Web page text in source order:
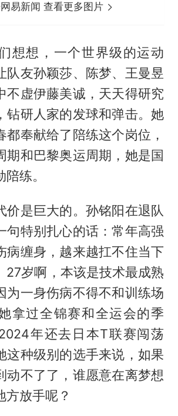
易新闻 查看更多图片
想想，一个世界级的运动
队友孙颖莎、陈梦、王曼昱
不虚伊藤美诚，天天得研究
钻研人家的发球和弹击。她
都奉献给了陪练这个岗位，
期和巴黎奥运周期，她是国
练。
价是巨大的。孙铭阳在退队
句特别扎心的话：常年高强
病缠身，越来越扛不住当下
27岁啊，本该是技术最成熟
为一身伤病不得不和训练场
拿过全锦赛和全运会的季
年还去日本T联赛闯荡
这种级别的选手来说，如果
动不了了，谁愿意在离梦想
方放手呢？